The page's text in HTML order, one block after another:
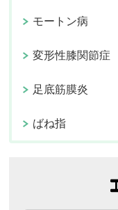
モートン病
変形性膝関節症
足底筋膜炎
ばね指